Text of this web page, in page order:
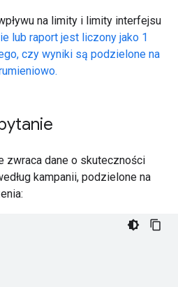
na limity i limity interfejsu
lub raport jest liczony jako 1
czy wyniki są podzielone na
zwraca dane o skuteczności
kampanii, podzielone na